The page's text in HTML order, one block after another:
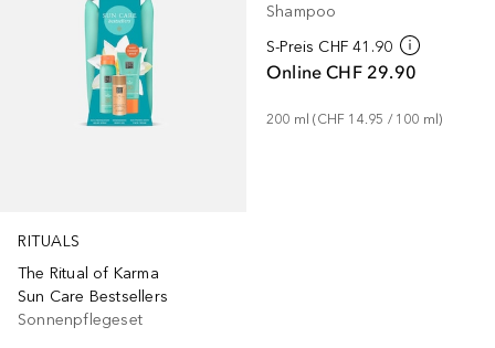
RITUALS
The Ritual of Karma
Sun Care Bestsellers
Sonnenpflegeset
Shampoo
S-Preis CHF 41.90
Online CHF 29.90
200 ml (CHF 14.95 / 100 ml)